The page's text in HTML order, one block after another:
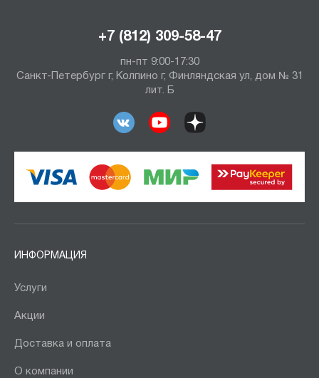
+7 (812) 309-58-47
пн-пт 9:00-17:30
Санкт-Петербург г, Колпино г, Финляндская ул, дом № 31
лит. Б
ИНФОРМАЦИЯ
Услуги
Акции
Доставка и оплата
О компании